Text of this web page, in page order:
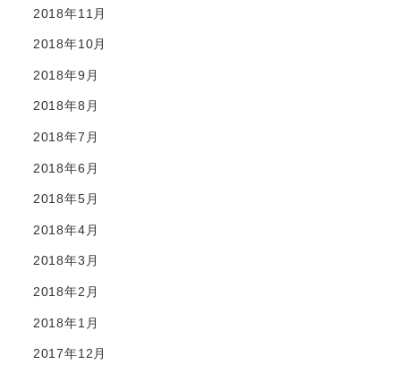
2018年11月
2018年10月
2018年9月
2018年8月
2018年7月
2018年6月
2018年5月
2018年4月
2018年3月
2018年2月
2018年1月
2017年12月